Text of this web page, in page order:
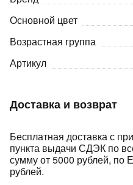
Доставка и возврат
Бесплатная доставка с
пункта выдачи СДЭК по
сумму от 5000 рублей, по
рублей.
Основной цвет
Возрастная группа
Артикул